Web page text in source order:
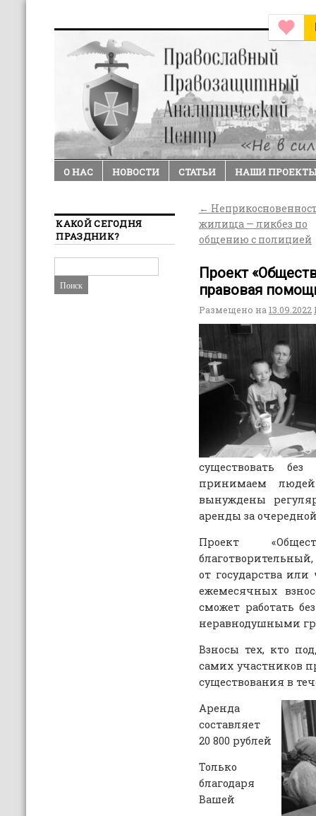
О НАС НОВОСТИ СТАТЬИ НАШИ
←
жилища — ликбез по
общению с полицией
Проект
правовая
Размещено на 13.09.2022
существовать
принимаем
вынуждены
аренды за
Проект
от государства
ежемесячных
сможет работать
неравнодушными
Взносы тех, кто
самих участников
существования в
Аренда
составляет
20 800 рублей
Только
благодаря
Вашей
КАКОЙ СЕГОДНЯ
ПРАЗДНИК?